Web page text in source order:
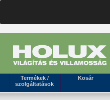
Termékek /
szolgáltatások
Kosár